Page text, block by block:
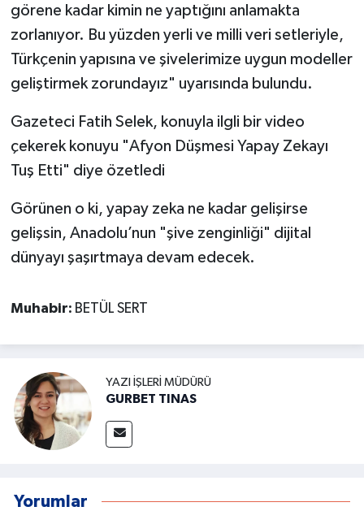
görene kadar kimin ne yaptığını anlamakta
zorlanıyor. Bu yüzden yerli ve milli veri setleriyle,
Türkçenin yapısına ve şivelerimize uygun modeller
geliştirmek zorundayız" uyarısında bulundu.
Gazeteci Fatih Selek, konuyla ilgli bir video
çekerek konuyu "Afyon Düşmesi Yapay Zekayı
Tuş Etti" diye özetledi
Görünen o ki, yapay zeka ne kadar gelişirse
gelişsin, Anadolu’nun "şive zenginliği" dijital
dünyayı şaşırtmaya devam edecek.
Muhabir: BETÜL SERT
YAZI İŞLERI MÜDÜRÜ
GURBET TINAS
Yorumlar